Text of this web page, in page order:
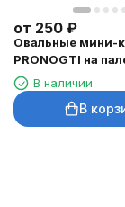
от 250 ₽
Овальные мини-
PRONOGTI на
В наличии
В